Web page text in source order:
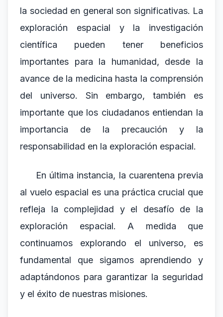
la sociedad en general son significativas. La
exploración espacial y la investigación
científica pueden tener beneficios
importantes para la humanidad, desde la
avance de la medicina hasta la comprensión
del universo. Sin embargo, también es
importante que los ciudadanos entiendan la
importancia de la precaución y la
responsabilidad en la exploración espacial.
En última instancia, la cuarentena previa
al vuelo espacial es una práctica crucial que
refleja la complejidad y el desafío de la
exploración espacial. A medida que
continuamos explorando el universo, es
fundamental que sigamos aprendiendo y
adaptándonos para garantizar la seguridad
y el éxito de nuestras misiones.